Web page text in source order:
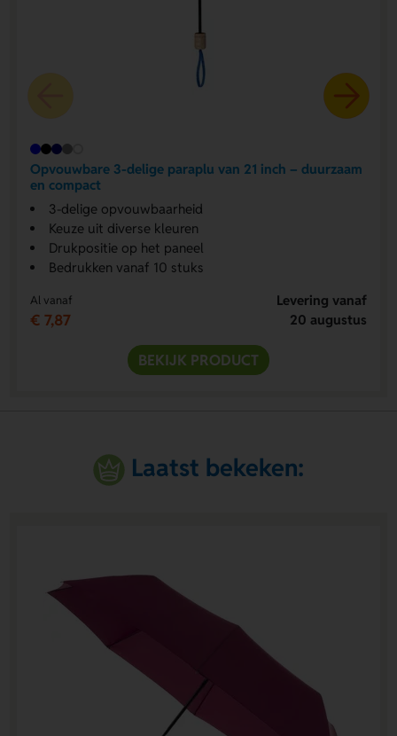
Opvouwbare 3-delige paraplu van 21 inch – duurzaam
en compact
3-delige opvouwbaarheid
Keuze uit diverse kleuren
Drukpositie op het paneel
Bedrukken vanaf 10 stuks
Al vanaf
€ 7,87
Levering vanaf
20 augustus
BEKIJK PRODUCT
Laatst bekeken: